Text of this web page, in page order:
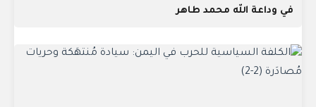
في وداعة الله محمد طاهر